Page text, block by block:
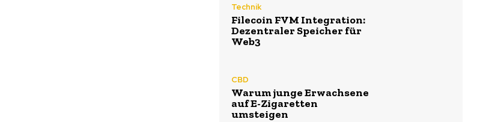
Technik
Filecoin FVM Integration:
Dezentraler Speicher für
Web3
CBD
Warum junge Erwachsene
auf E-Zigaretten
umsteigen